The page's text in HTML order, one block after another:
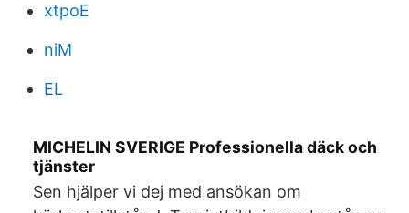
xtpoE
niM
EL
MICHELIN SVERIGE Professionella däck och
tjänster
Sen hjälper vi dej med ansökan om